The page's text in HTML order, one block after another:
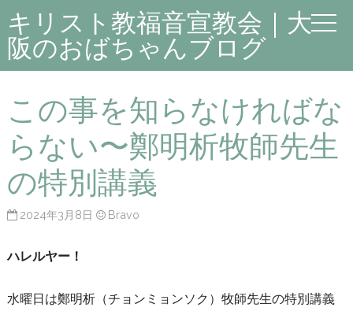
キリスト教福音宣教会｜大
阪のおばちゃんブログ
この事を知らなければな
らない〜鄭明析牧師先生
の特別講義
2024年3月8日 Bravo
ハレルヤー！
水曜日は鄭明析（チョンミョンソク）牧師先生の特別講義